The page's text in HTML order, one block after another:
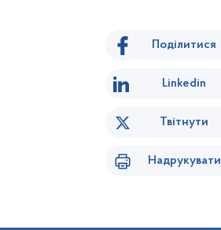
Поділитися
Linkedin
Твітнути
Надрукувати